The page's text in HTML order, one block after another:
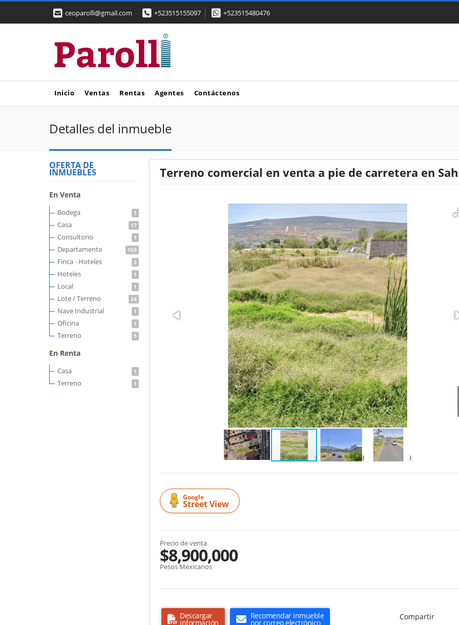
ceoparolli@gmail.com +523515155097 +523515480476
Inicio Ventas Rentas Agentes Contáctenos
Detalles del inmueble
OFERTA DE
INMUEBLES
En Venta
Bodega 1
Casa 17
Consultorio 1
Departamento 103
Finca - Hoteles 2
Hoteles 1
Local 1
Lote / Terreno 24
Nave Industrial 1
Oficina 1
Terreno 5
En Renta
Casa 1
Terreno 1
Terreno comercial en venta a pie de carretera en
Google
Street View
Precio de venta
$8,900,000
Pesos Mexicanos
Descargar
información
Recomendar inmueble
por correo electrónico
Compartir